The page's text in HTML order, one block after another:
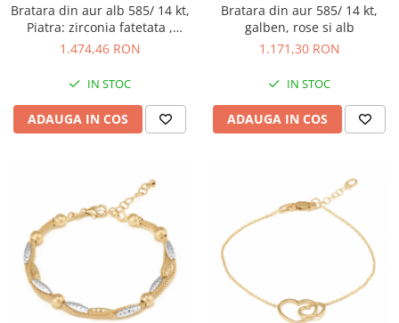
Bratara din aur alb 585/ 14 kt,
Piatra: zirconia fatetata ,
Culoare: multicolor,
1.474,46 RON
IN STOC
ADAUGA IN COS
Bratara din aur 585/ 14 kt,
galben, rose si alb
1.171,30 RON
IN STOC
ADAUGA IN COS